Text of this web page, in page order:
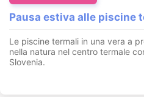
Pausa estiva alle piscine
Le piscine termali in una vera a
nella natura nel centro termale
Slovenia.